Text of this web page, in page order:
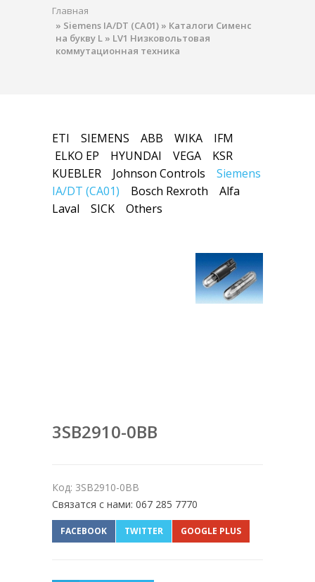
Главная
» Siemens IA/DT (CA01) » Каталоги Сименс
на букву L » LV1 Низковольтовая
коммутационная техника
ETI SIEMENS ABB WIKA
IFM
ELKO EP
HYUNDAI VEGA
KSR
KUEBLER
Johnson Controls
Siemens
IA/DT (CA01)
Bosch Rexroth
Alfa
Laval
SICK Others
3SB2910-0BB
Код: 3SB2910-0BB
Связатся с нами: 067 285 7770
FACEBOOK TWITTER GOOGLE PLUS